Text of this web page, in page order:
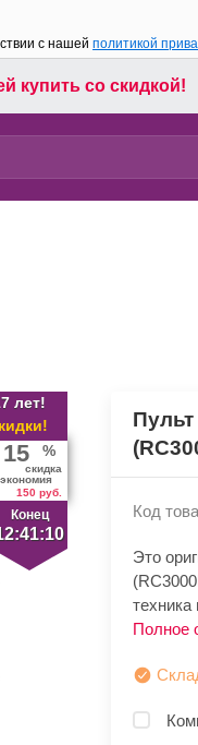
с нашей политикой
купить со скидкой!
лет!
Конец
15 %
скидка
экономия
150 руб.
Код
Это
техника
Полное